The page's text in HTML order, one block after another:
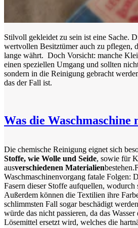
Stilvoll gekleidet zu sein ist eine Sache.
wertvollen Besitztümer auch zu pflegen,
lange währt. Doch Vorsicht: manche
einen speziellen Umgang und sollten
sondern in die Reinigung gebracht
das der Fall ist.
Was die Waschmaschine
Die chemische Reinigung eignet sich
Stoffe, wie Wolle und Seide, sowie für
ausverschiedenen Materialien
Waschmaschinenvorgang fatale Folgen:
Fasern dieser Stoffe aufquellen,
Außerdem können die Textilien ihre
schlimmsten Fall sogar beschädigt
würde das nicht passieren, da das
Lösemittel ersetzt wird, welches die